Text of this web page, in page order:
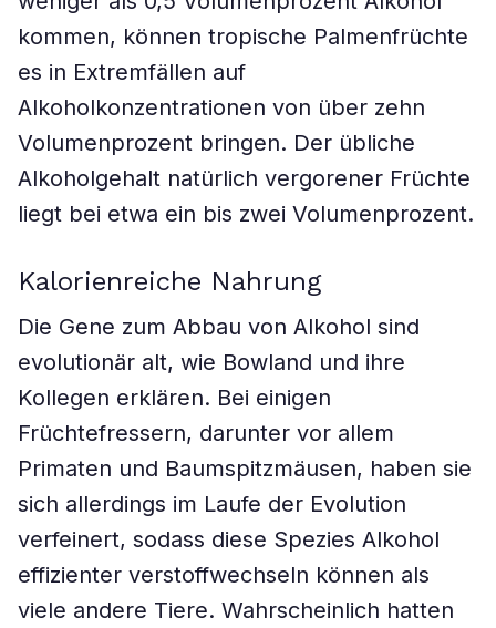
kommen, können tropische Palmenfrüchte
es in Extremfällen auf
Alkoholkonzentrationen von über zehn
Volumenprozent bringen. Der übliche
Alkoholgehalt natürlich vergorener Früchte
liegt bei etwa ein bis zwei Volumenprozent.
Kalorienreiche Nahrung
Die Gene zum Abbau von Alkohol sind
evolutionär alt, wie Bowland und ihre
Kollegen erklären. Bei einigen
Früchtefressern, darunter vor allem
Primaten und Baumspitzmäusen, haben sie
sich allerdings im Laufe der Evolution
verfeinert, sodass diese Spezies Alkohol
effizienter verstoffwechseln können als
viele andere Tiere. Wahrscheinlich hatten